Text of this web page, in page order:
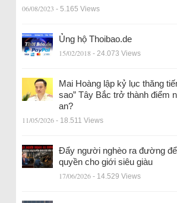
06/08/2023 - 5.165 Views
Ủng hộ Thoibao.de
15/02/2018 - 24.073 Views
Mai Hoàng lập kỷ lục thăng
sao” Tây Bắc trở thành điểm
an?
11/05/2026 - 18.511 Views
Đẩy người nghèo ra đường
quyền cho giới siêu giàu
17/06/2026 - 14.529 Views